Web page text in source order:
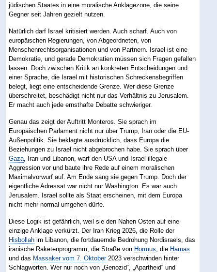
jüdischen Staates in eine moralische Anklagezone, die seine
Gegner seit Jahren gezielt nutzen.
Natürlich darf Israel kritisiert werden. Auch scharf. Auch von
europäischen Regierungen, von Abgeordneten, von
Menschenrechtsorganisationen und von Partnern. Israel ist eine
Demokratie, und gerade Demokratien müssen sich Fragen gefallen
lassen. Doch zwischen Kritik an konkreten Entscheidungen und
einer Sprache, die Israel mit historischen Schreckensbegriffen
belegt, liegt eine entscheidende Grenze. Wer diese Grenze
überschreitet, beschädigt nicht nur das Verhältnis zu Jerusalem.
Er macht auch jede ernsthafte Debatte schwieriger.
Genau das zeigt der Auftritt Monteros. Sie sprach im
Europäischen Parlament nicht nur über Trump, Iran oder die EU-
Außenpolitik. Sie beklagte ausdrücklich, dass Europa die
Beziehungen zu Israel nicht abgebrochen habe. Sie sprach über
Gaza, Iran und Libanon, warf den USA und Israel illegale
Aggression vor und baute ihre Rede auf einem moralischen
Maximalvorwurf auf. Am Ende sang sie gegen Trump. Doch der
eigentliche Adressat war nicht nur Washington. Es war auch
Jerusalem. Israel sollte als Staat erscheinen, mit dem Europa
nicht mehr normal umgehen dürfe.
Diese Logik ist gefährlich, weil sie den Nahen Osten auf eine
einzige Anklage verkürzt. Der Iran Krieg 2026, die Rolle der
Hisbollah im Libanon, die fortdauernde Bedrohung Nordisraels, das
iranische Raketenprogramm, die Straße von Hormus, die Hamas
und das Massaker vom 7. Oktober2023 verschwinden hinter
Schlagworten. Wer nur noch von „Genozid“, „Apartheid“ und